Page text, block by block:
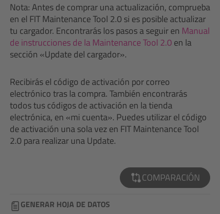
Nota: Antes de comprar una actualización, comprueba
en el FIT Maintenance Tool 2.0 si es posible actualizar
tu cargador. Encontrarás los pasos a seguir en Manual
de instrucciones de la Maintenance Tool 2.0en la
sección «Update del cargador».
Recibirás el código de activación por correo
electrónico tras la compra. También encontrarás
todos tus códigos de activación en la tienda
electrónica, en «mi cuenta». Puedes utilizar el código
de activación una sola vez en FIT Maintenance Tool
2.0 para realizar una Update.
COMPARACIÓN
GENERAR HOJA DE DATOS